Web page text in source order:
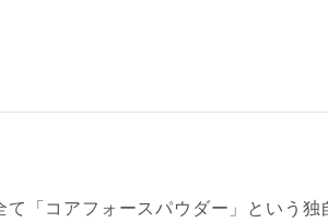
て「コアフォースパウダー」という